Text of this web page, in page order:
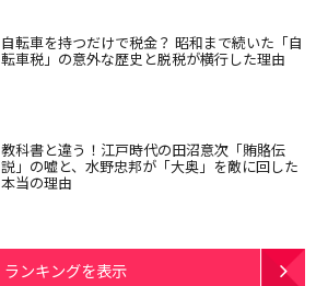
自転車を持つだけで税金？ 昭和まで続いた「自
転車税」の意外な歴史と脱税が横行した理由
教科書と違う！江戸時代の田沼意次「賄賂伝
説」の嘘と、水野忠邦が「大奥」を敵に回した
本当の理由
ランキングを表示